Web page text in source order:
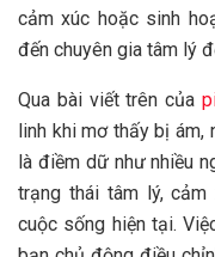
cảm xúc hoặc sinh
đến chuyên gia tâm lý
Qua bài viết trên của
linh khi mơ thấy bị ám,
là điềm dữ như nhiều
trạng thái tâm lý,
cuộc sống hiện tại.